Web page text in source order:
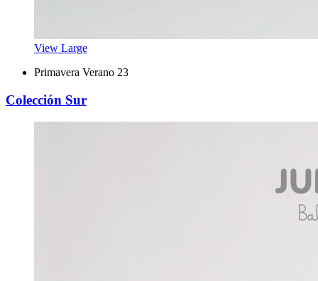
View Large
Primavera Verano 23
Colección Sur